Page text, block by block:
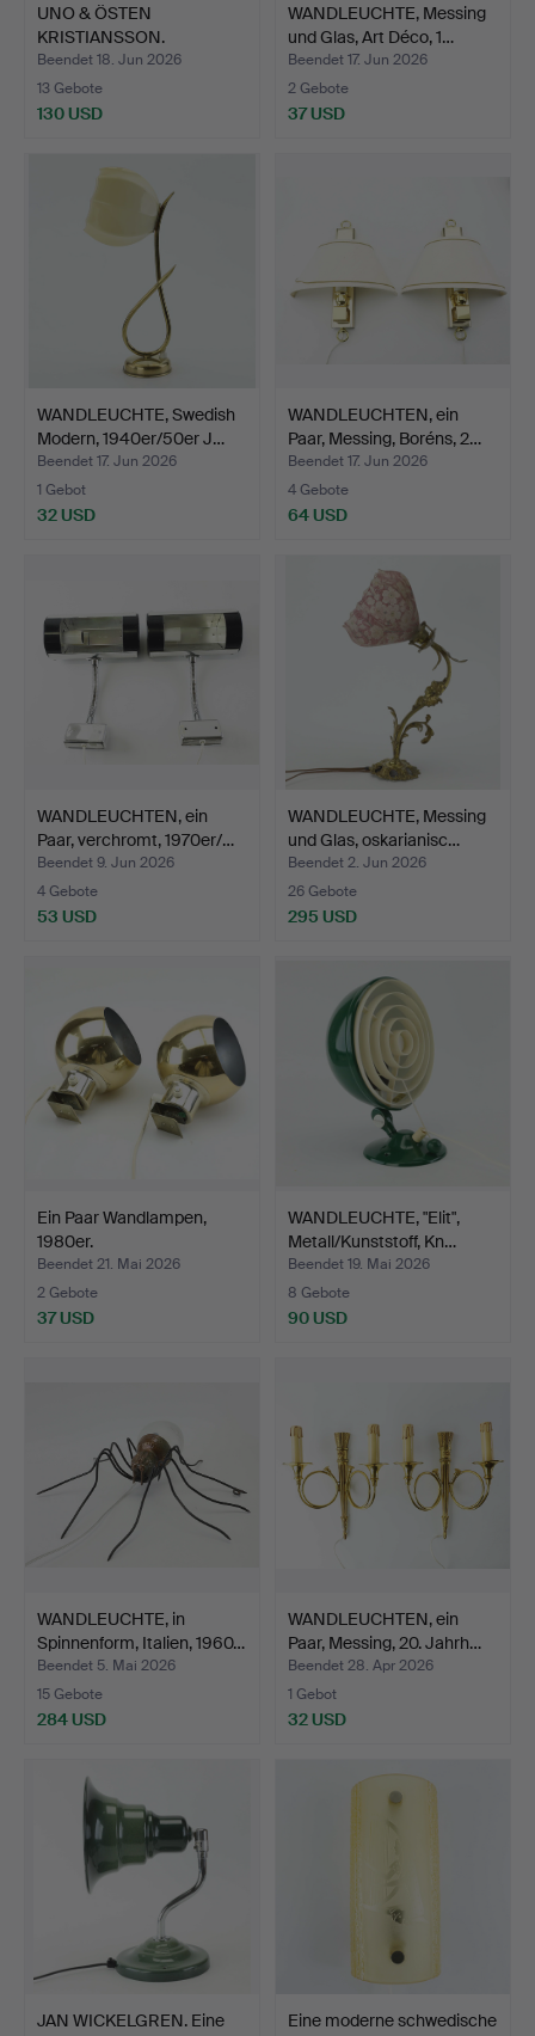
UNO & ÖSTEN
KRISTIANSSON.
Wandlampen, ein …
Beendet 18. Jun 2026
13 Gebote
130 USD
WANDLEUCHTE, Messing
und Glas, Art Déco, 1…
Beendet 17. Jun 2026
2 Gebote
37 USD
WANDLEUCHTE, Swedish
Modern, 1940er/50er J…
Beendet 17. Jun 2026
1 Gebot
32 USD
WANDLEUCHTEN, ein
Paar, Messing, Boréns, 2…
Beendet 17. Jun 2026
4 Gebote
64 USD
WANDLEUCHTEN, ein
Paar, verchromt, 1970er/…
Beendet 9. Jun 2026
4 Gebote
53 USD
WANDLEUCHTE, Messing
und Glas, oskarianisc…
Beendet 2. Jun 2026
26 Gebote
295 USD
Ein Paar Wandlampen,
1980er.
Beendet 21. Mai 2026
2 Gebote
37 USD
WANDLEUCHTE, "Elit",
Metall/Kunststoff, Kn…
Beendet 19. Mai 2026
8 Gebote
90 USD
WANDLEUCHTE, in
Spinnenform, Italien, 1960…
Beendet 5. Mai 2026
15 Gebote
284 USD
WANDLEUCHTEN, ein
Paar, Messing, 20. Jahrh…
Beendet 28. Apr 2026
1 Gebot
32 USD
JAN WICKELGREN. Eine
Eine moderne schwedische